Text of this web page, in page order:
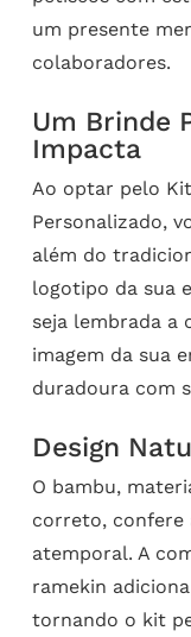
um presente
colaboradores.
Um Brinde
Impacta
Ao optar pelo
Personalizado,
além do
logotipo da sua
seja lembrada a
imagem da sua
duradoura com
Design
O bambu,
correto, confere
atemporal. A
ramekin
tornando o kit